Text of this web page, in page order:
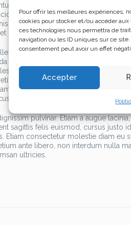
Pour offrir les meilleures expériences,
cookies pour stocker et/ou accéder
ces technologies nous permettra de
navigation ou les ID uniques sur ce
consentement peut avoir un effet
Accepter
rutrum dolor. Etiam accumsan
mi, rhoncus pellentesque arcu.
ullamcorper non. Praesent volutpat
congue ligula.
habitant morbi tristique
risus. Nam eu lacus nibh. Nulla eu
massa. Aenean mollis sed nisi
neque nec volutpat. Donec sit
vestibulum consequat nisi, ac
vel. Pellentesque quis tristique nibh.
pulvinar. Etiam a augue
sagittis felis euismod, cursus justo
Etiam consectetur molestie diam eu
ante libero, non interdum nulla
ultricies.